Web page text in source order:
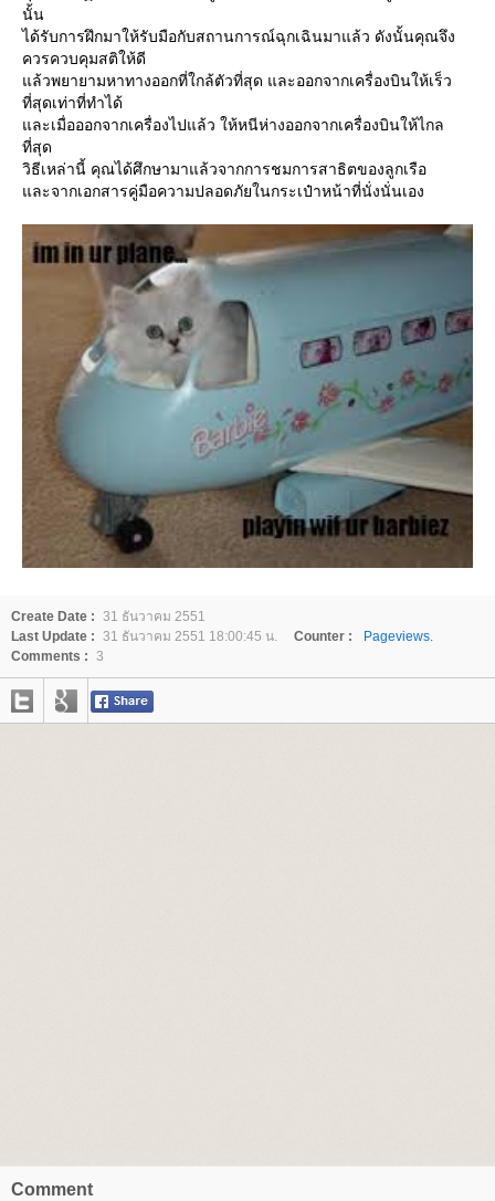
นั้น
ได้รับการฝึกมาให้รับมือกับสถานการณ์ฉุกเฉินมาแล้ว ดังนั้นคุณจึง
ควรควบคุมสติให้ดี
ล้วพยายามหาทางออกที่ใกล้ตัวที่สุด และออกจากเครื่องบินให้เร็ว
ที่สุดเท่าที่ทำได้
ละเมื่อออกจากเครื่องไปแล้ว ให้หนีห่างออกจากเครื่องบินให้ไกล
ที่สุด
วิธีเหล่านี้ คุณได้ศึกษามาแล้วจากการชมการสาธิตของลูกเรือ
ละจากเอกสารคู่มือความปลอดภัยในกระเป๋าหน้าที่นั่งนั่นเอง
Create Date : 31 ธันวาคม 2551
Last Update : 31 ธันวาคม 2551 18:00:45 น. Counter :
Pageviews.
Comments : 3
Comment